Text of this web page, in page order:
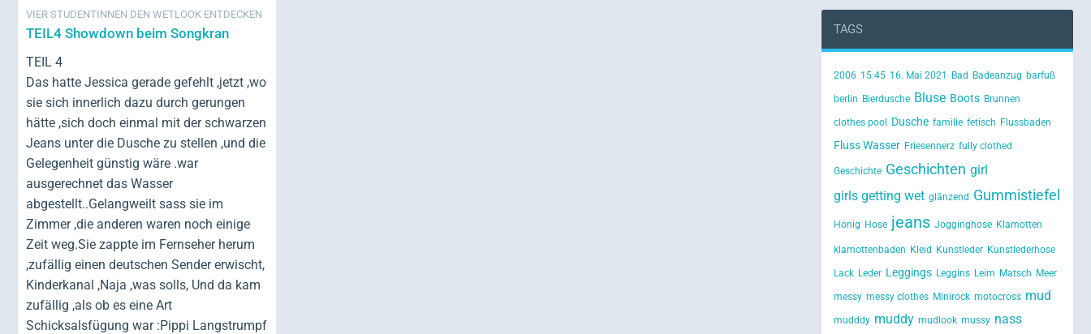
VIER STUDENTINNEN DEN WETLOOK ENTDECKEN
TEIL4 Showdown beim Songkran
TEIL 4
Das hatte Jessica gerade gefehlt ,jetzt ,wo
sie sich innerlich dazu durch gerungen
hätte ,sich doch einmal mit der schwarzen
Jeans unter die Dusche zu stellen ,und die
Gelegenheit günstig wäre .war
ausgerechnet das Wasser
abgestellt..Gelangweilt sass sie im
Zimmer ,die anderen waren noch einige
Zeit weg.Sie zappte im Fernseher herum
,zufällig einen deutschen Sender erwischt,
Kinderkanal ,Naja ,was solls, Und da kam
zufällig ,als ob es eine Art
Schicksalsfügung war :Pippi Langstrumpf
TAGS
2006 15:45 16. Mai 2021 Bad Badeanzug barfuß
berlin Bierdusche Bluse Boots Brunnen
clothes pool Dusche familie fetisch Flussbaden
Fluss Wasser Friesennerz fully clothed
Geschichte Geschichten girl
girls getting wet glänzend Gummistiefel
Honig Hose jeans Jogginghose Klamotten
klamottenbaden Kleid Kunstleder Kunstlederhose
Lack Leder Leggings Leggins Leim Matsch Meer
messy messy clothes Minirock motocross mud
mudddy muddy mudlook mussy nass